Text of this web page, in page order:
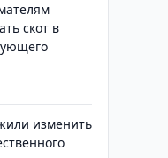
скот в
изменить